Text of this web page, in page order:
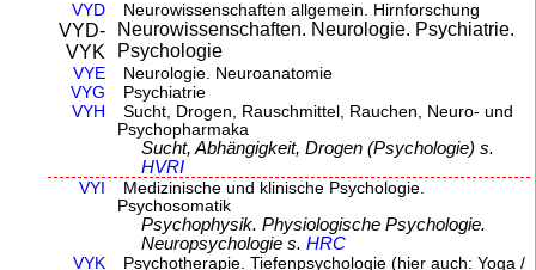
VYD Neurowissenschaften allgemein. Hirnforschung
VYD-
VYK
Neurowissenschaften. Neurologie. Psychiatrie.
Psychologie
VYE
Neurologie. Neuroanatomie
VYG
Psychiatrie
VYH
Sucht, Drogen, Rauschmittel, Rauchen, Neuro- und
Psychopharmaka
Sucht, Abhängigkeit, Drogen (Psychologie) s.
HVRI
VYI
Medizinische und klinische Psychologie.
Psychosomatik
Psychophysik. Physiologische Psychologie.
Neuropsychologie s.HRC
VYK Psychotherapie. Tiefenpsychologie (hier auch: Yoga /